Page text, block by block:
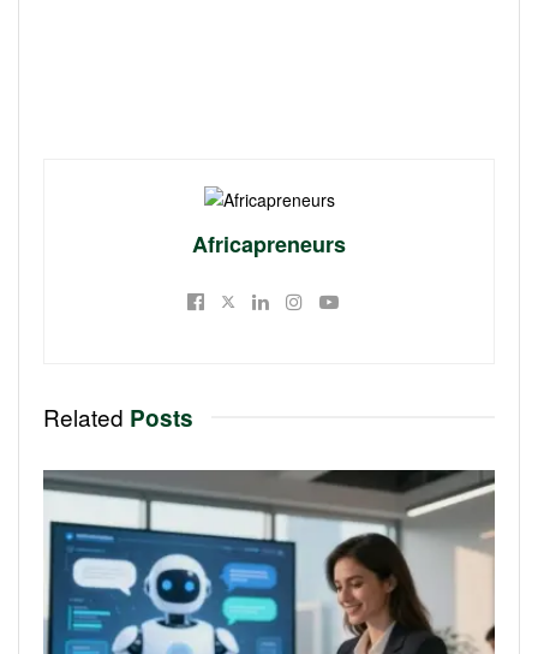
Africapreneurs
Related Posts